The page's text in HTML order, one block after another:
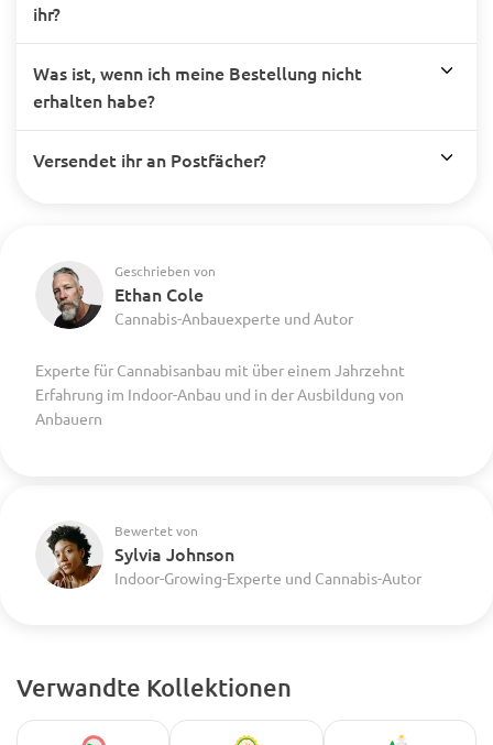
ihr?
Was ist, wenn ich meine Bestellung nicht
erhalten habe?
Versendet ihr an Postfächer?
Geschrieben von
Ethan Cole
Cannabis-Anbauexperte und Autor
Experte für Cannabisanbau mit über einem Jahrzehnt
Erfahrung im Indoor-Anbau und in der Ausbildung von
Anbauern
Bewertet von
Sylvia Johnson
Indoor-Growing-Experte und Cannabis-Autor
Verwandte Kollektionen